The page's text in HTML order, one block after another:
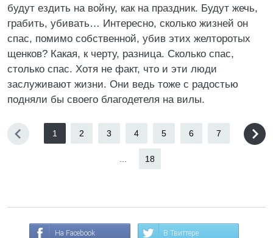
будут ездить на войну, как на праздник. Будут жечь,
грабить, убивать… Интересно, сколько жизней он
спас, помимо собственной, убив этих желторотых
щенков? Какая, к черту, разница. Сколько спас,
столько спас. Хотя не факт, что и эти люди
заслуживают жизни. Они ведь тоже с радостью
подняли бы своего благодетеля на вилы.
1 2 3 4 5 6 7
18
На Facebook В Твиттере